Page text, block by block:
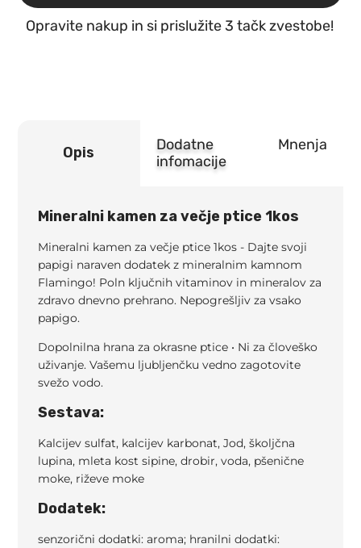
1kos
količina
Opravite nakup in si prislužite 3 tačk zvestobe!
Opis
Dodatne
infomacije
Mnenja
Mineralni kamen za večje ptice 1kos
Mineralni kamen za večje ptice 1kos - Dajte svoji
papigi naraven dodatek z mineralnim kamnom
Flamingo! Poln ključnih vitaminov in mineralov za
zdravo dnevno prehrano. Nepogrešljiv za vsako
papigo.
Dopolnilna hrana za okrasne ptice • Ni za človeško
uživanje. Vašemu ljubljenčku vedno zagotovite
svežo vodo.
Sestava:
Kalcijev sulfat, kalcijev karbonat, Jod, školjčna
lupina, mleta kost sipine, drobir, voda, pšenične
moke, riževe moke
Dodatek:
senzorični dodatki: aroma; hranilni dodatki: